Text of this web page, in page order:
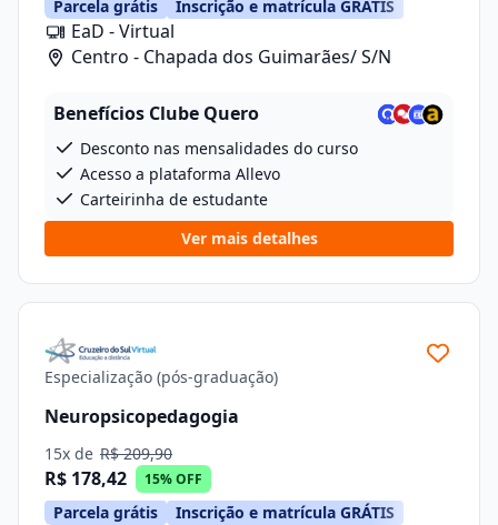
Parcela grátis Inscrição e matrícula GRÁTIS
EaD - Virtual
Centro - Chapada dos Guimarães/ S/N
Benefícios Clube Quero
Desconto nas mensalidades do curso
Acesso a plataforma Allevo
Carteirinha de estudante
Ver mais detalhes
Especialização (pós-graduação)
Neuropsicopedagogia
15x de R$ 209,90
R$ 178,42 15% OFF
Parcela grátis Inscrição e matrícula GRÁTIS